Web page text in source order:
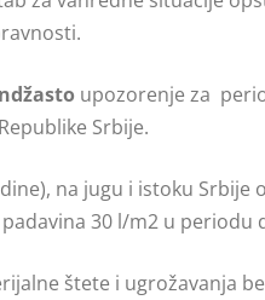
upozorenje za
Srbije.
na jugu i istoku Srbije
30 l/m2 u periodu
štete i ugrožavanja